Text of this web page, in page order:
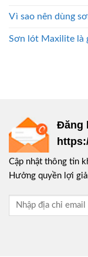
Vì sao nên dùng
Sơn lót Maxilite là
Đăng
Cập nhật thông tin
Hưởng quyền lợi